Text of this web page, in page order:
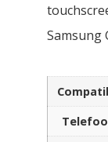
Samsung